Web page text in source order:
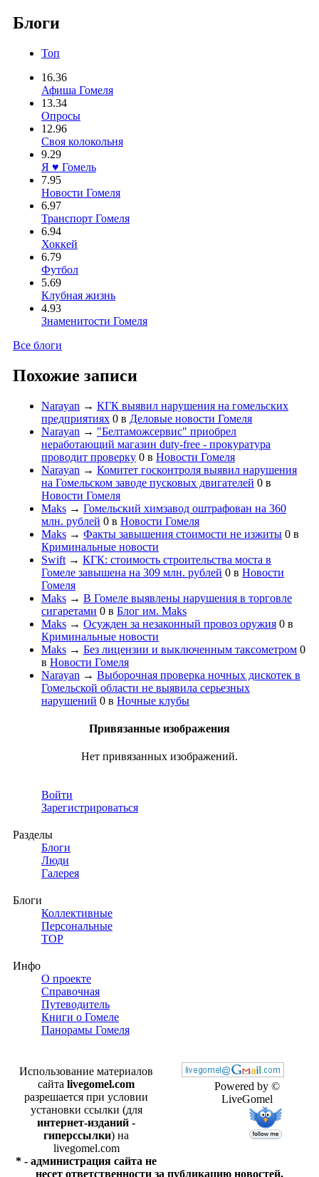
Блоги
Топ
16.36
Афиша Гомеля
13.34
Опросы
12.96
Своя колокольня
9.29
Я ♥ Гомель
7.95
Новости Гомеля
6.97
Транспорт Гомеля
6.94
Хоккей
6.79
Футбол
5.69
Клубная жизнь
4.93
Знаменитости Гомеля
Все блоги
Похожие записи
Narayan → КГК выявил нарушения на гомельских
предприятиях 0 в Деловые новости Гомеля
Narayan → "Белтаможсервис" приобрел
неработающий магазин duty-free - прокуратура
проводит проверку 0 в Новости Гомеля
Narayan → Комитет госконтроля выявил нарушения
на Гомельском заводе пусковых двигателей 0 в
Новости Гомеля
Maks → Гомельский химзавод оштрафован на 360
млн. рублей 0 в Новости Гомеля
Maks → Факты завышения стоимости не изжиты 0 в
Криминальные новости
Swift → КГК: стоимость строительства моста в
Гомеле завышена на 309 млн. рублей 0 в Новости
Гомеля
Maks → В Гомеле выявлены нарушения в торговле
сигаретами 0 в Блог им. Maks
Maks → Осужден за незаконный провоз оружия 0 в
Криминальные новости
Maks → Без лицензии и выключенным таксометром 0
в Новости Гомеля
Narayan → Выборочная проверка ночных дискотек в
Гомельской области не выявила серьезных
нарушений 0 в Ночные клубы
Привязанные изображения
Нет привязанных изображений.
Войти
Зарегистрироваться
Разделы
Блоги
Люди
Галерея
Блоги
Коллективные
Персональные
TOP
Инфо
О проекте
Справочная
Путеводитель
Книги о Гомеле
Панорамы Гомеля
Powered by ©
LiveGomel
Использование материалов
сайта livegomel.com
разрешается при условии
установки ссылки (для
интернет-изданий -
гиперссылки) на
livegomel.com
* - администрация сайта не
несет ответственности за публикацию новостей,